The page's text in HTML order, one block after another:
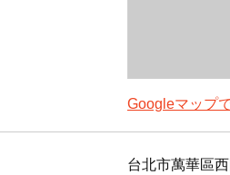
Googleマップ
台北市萬華區